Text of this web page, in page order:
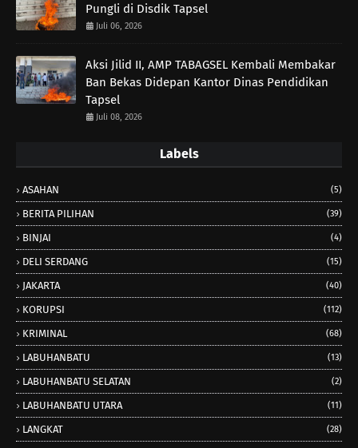
Pungli di Disdik Tapsel
Juli 06, 2026
Aksi Jilid II, AMP TABAGSEL Kembali Membakar
Ban Bekas Didepan Kantor Dinas Pendidikan
Tapsel
Juli 08, 2026
Labels
ASAHAN (5)
BERITA PILIHAN (39)
BINJAI (4)
DELI SERDANG (15)
JAKARTA (40)
KORUPSI (112)
KRIMINAL (68)
LABUHANBATU (13)
LABUHANBATU SELATAN (2)
LABUHANBATU UTARA (11)
LANGKAT (28)